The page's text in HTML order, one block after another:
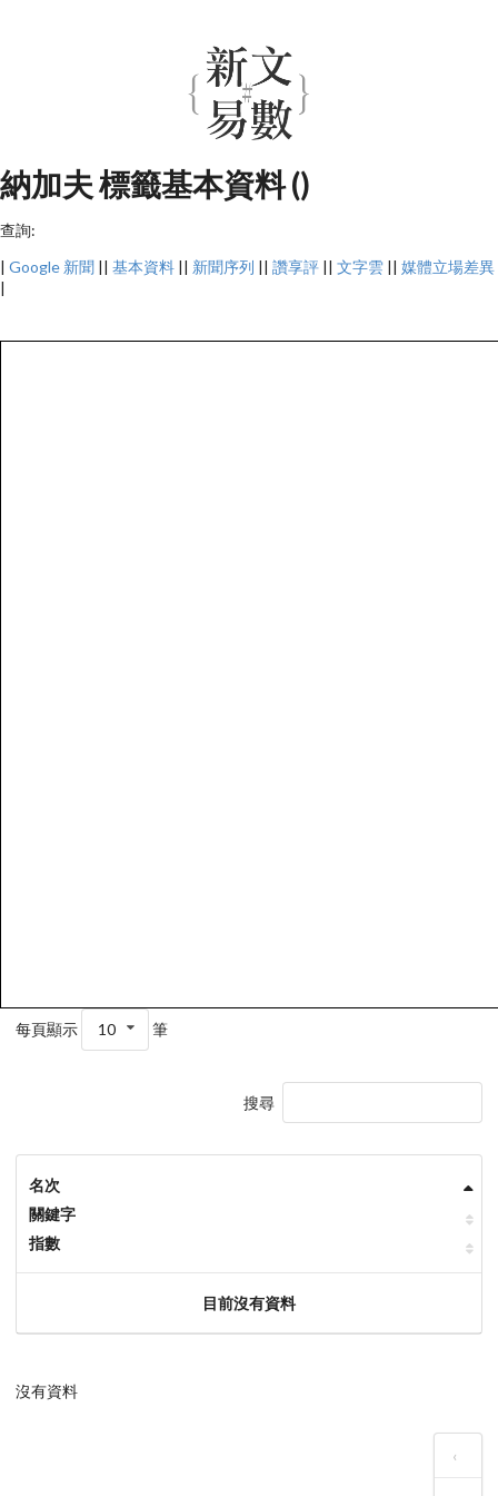
納加夫 標籤基本資料 ()
查詢:
| Google 新聞 || 基本資料 || 新聞序列 || 讚享評 || 文字雲 || 媒體立場差異
|
每頁顯示 10 筆
搜尋
名次
關鍵字
指數
目前沒有資料
沒有資料
‹